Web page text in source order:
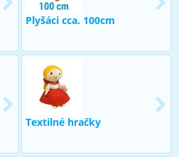
Plyšáci cca. 100cm
Textilné hračky